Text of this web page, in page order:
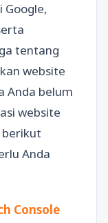
Google,
tentang
website
Anda belum
website
berikut
Anda
Console